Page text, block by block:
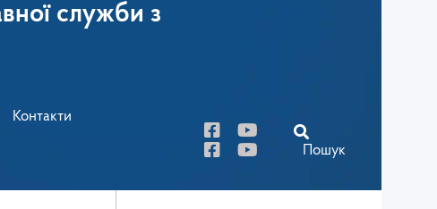
служби з
Контакти
Пошук